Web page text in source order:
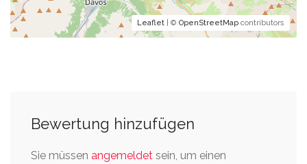
Leaflet | © OpenStreetMap contributors
Bewertung hinzufügen
Sie müssen angemeldet sein, um einen